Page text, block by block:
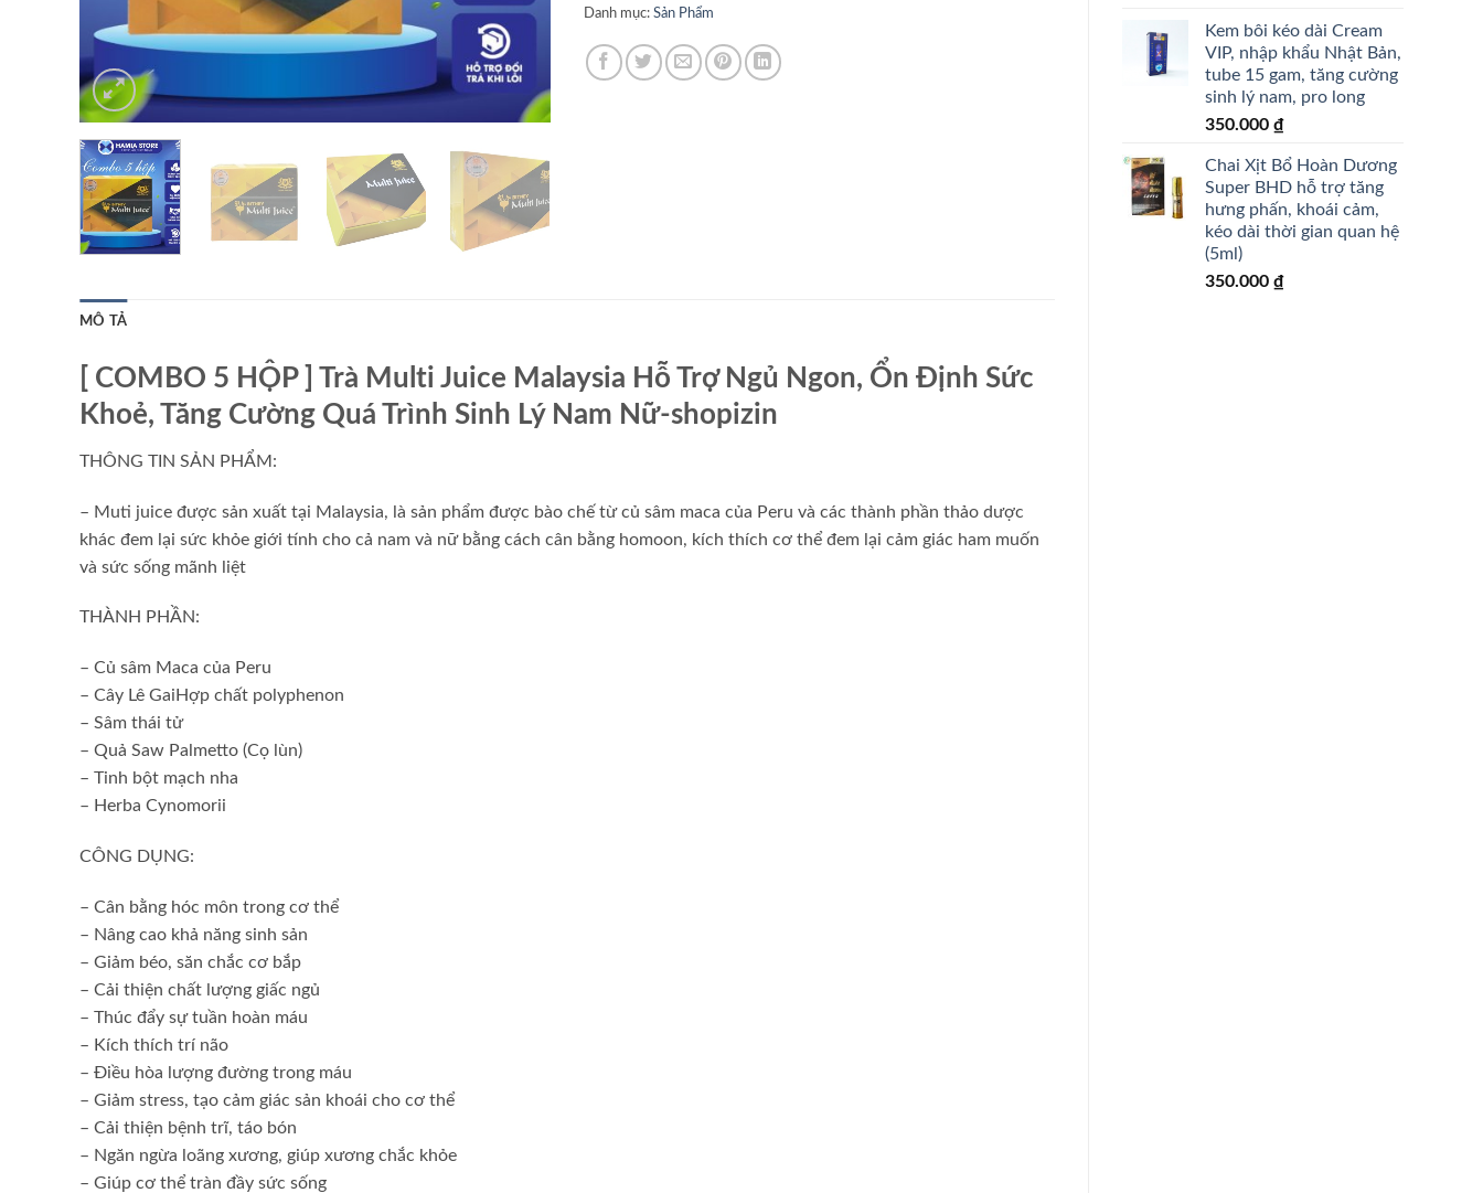
Kem bôi kéo dài Cream
VIP, nhập khẩu Nhật Bản,
tube 15 gam, tăng cường
sinh lý nam, pro long
350.000 ₫
Chai Xịt Bổ Hoàn Dương
Super BHD hỗ trợ tăng
hưng phấn, khoái cảm,
kéo dài thời gian quan hệ
(5ml)
350.000 ₫
Danh mục: Sản Phẩm
MÔ TẢ
[ COMBO 5 HỘP ] Trà Multi Juice Malaysia Hỗ Trợ Ngủ Ngon, Ổn Định Sức
Khoẻ, Tăng Cường Quá Trình Sinh Lý Nam Nữ-shopizin
THÔNG TIN SẢN PHẨM:
– Muti juice được sản xuất tại Malaysia, là sản phẩm được bào chế từ củ sâm maca của Peru và các thành phần thảo dược
khác đem lại sức khỏe giới tính cho cả nam và nữ bằng cách cân bằng homoon, kích thích cơ thể đem lại cảm giác ham muốn
và sức sống mãnh liệt
THÀNH PHẦN:
– Củ sâm Maca của Peru
– Cây Lê GaiHợp chất polyphenon
– Sâm thái tử
– Quả Saw Palmetto (Cọ lùn)
– Tinh bột mạch nha
– Herba Cynomorii
CÔNG DỤNG:
– Cân bằng hóc môn trong cơ thể
– Nâng cao khả năng sinh sản
– Giảm béo, săn chắc cơ bắp
– Cải thiện chất lượng giấc ngủ
– Thúc đẩy sự tuần hoàn máu
– Kích thích trí não
– Điều hòa lượng đường trong máu
– Giảm stress, tạo cảm giác sản khoái cho cơ thể
– Cải thiện bệnh trĩ, táo bón
– Ngăn ngừa loãng xương, giúp xương chắc khỏe
– Giúp cơ thể tràn đầy sức sống